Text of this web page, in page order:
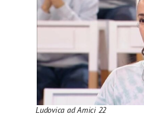
Ludovica ad Amici 22